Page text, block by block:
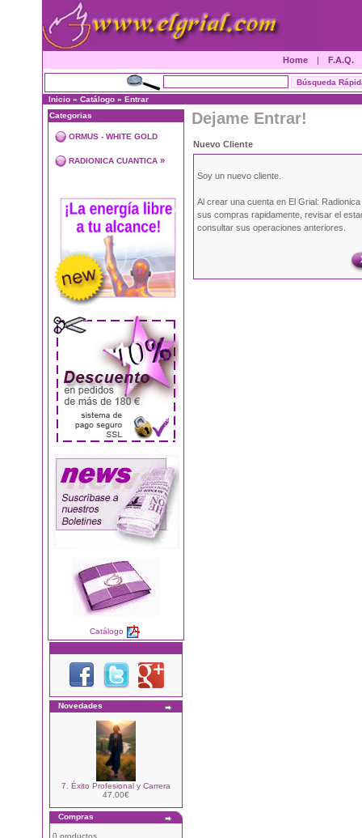
Home | F.A.Q.
Inicio » Catálogo » Entrar
Categorias
ORMUS - WHITE GOLD
RADIONICA CUANTICA »
Catálogo
Novedades
7. Éxito Profesional y Carrera
47.00€
Compras
0 productos
Dejame Entrar!
Nuevo Cliente
Soy un nuevo cliente.
Al crear una cuenta en El Grial:
sus compras rapidamente, revisar el
consultar sus operaciones anteriores.